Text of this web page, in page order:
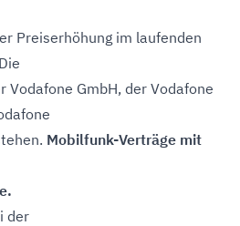
Preiserhöhung im laufenden
Vodafone GmbH, der Vodafone
Mobilfunk-Verträge mit
der